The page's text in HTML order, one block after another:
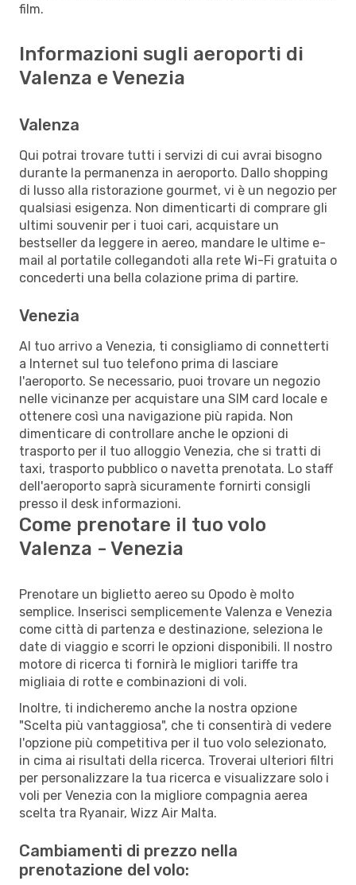
film.
Informazioni sugli aeroporti di
Valenza e Venezia
Valenza
Qui potrai trovare tutti i servizi di cui avrai bisogno
durante la permanenza in aeroporto. Dallo shopping
di lusso alla ristorazione gourmet, vi è un negozio per
qualsiasi esigenza. Non dimenticarti di comprare gli
ultimi souvenir per i tuoi cari, acquistare un
bestseller da leggere in aereo, mandare le ultime e-
mail al portatile collegandoti alla rete Wi-Fi gratuita o
concederti una bella colazione prima di partire.
Venezia
Al tuo arrivo a Venezia, ti consigliamo di connetterti
a Internet sul tuo telefono prima di lasciare
l'aeroporto. Se necessario, puoi trovare un negozio
nelle vicinanze per acquistare una SIM card locale e
ottenere così una navigazione più rapida. Non
dimenticare di controllare anche le opzioni di
trasporto per il tuo alloggio Venezia, che si tratti di
taxi, trasporto pubblico o navetta prenotata. Lo staff
dell'aeroporto saprà sicuramente fornirti consigli
presso il desk informazioni.
Come prenotare il tuo volo
Valenza - Venezia
Prenotare un biglietto aereo su Opodo è molto
semplice. Inserisci semplicemente Valenza e Venezia
come città di partenza e destinazione, seleziona le
date di viaggio e scorri le opzioni disponibili. Il nostro
motore di ricerca ti fornirà le migliori tariffe tra
migliaia di rotte e combinazioni di voli.
Inoltre, ti indicheremo anche la nostra opzione
"Scelta più vantaggiosa", che ti consentirà di vedere
l'opzione più competitiva per il tuo volo selezionato,
in cima ai risultati della ricerca. Troverai ulteriori filtri
per personalizzare la tua ricerca e visualizzare solo i
voli per Venezia con la migliore compagnia aerea
scelta tra Ryanair, Wizz Air Malta.
Cambiamenti di prezzo nella
prenotazione del volo: